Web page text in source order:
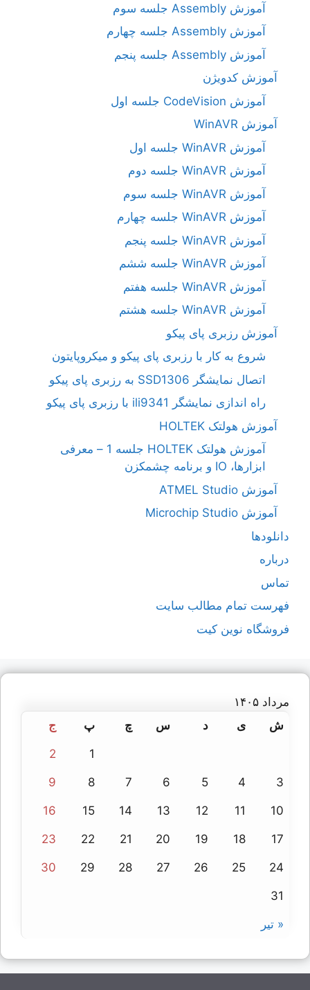
آموزش Assembly جلسه سوم
آموزش Assembly جلسه چهارم
آموزش Assembly جلسه پنجم
آموزش کدویژن
آموزش CodeVision جلسه اول
آموزش WinAVR
آموزش WinAVR جلسه اول
آموزش WinAVR جلسه دوم
آموزش WinAVR جلسه سوم
آموزش WinAVR جلسه چهارم
آموزش WinAVR جلسه پنجم
آموزش WinAVR جلسه ششم
آموزش WinAVR جلسه هفتم
آموزش WinAVR جلسه هشتم
آموزش رزبری پای پیکو
شروع به کار با رزبری پای پیکو و میکروپایتون
اتصال نمایشگر SSD1306 به رزبری پای پیکو
راه اندازی نمایشگر ili9341 با رزبری پای پیکو
آموزش هولتک HOLTEK
آموزش هولتک HOLTEK جلسه 1 – معرفی
ابزارها، IO و برنامه چشمکزن
آموزش ATMEL Studio
آموزش Microchip Studio
دانلودها
درباره
تماس
فهرست تمام مطالب سایت
فروشگاه نوین کیت
مرداد ۱۴۰۵
ش
ی د س چ پ ج
« تیر
1
2
3
4
5
6
7
8
9
10
11
12
13
14
15
16
17
18
19
20
21
22
23
24
25
26
27
28
29
30
31